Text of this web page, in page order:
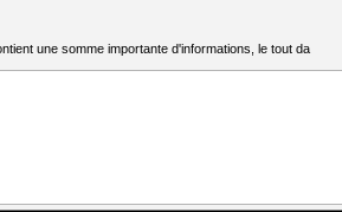
une somme importante d'informations, le tout da